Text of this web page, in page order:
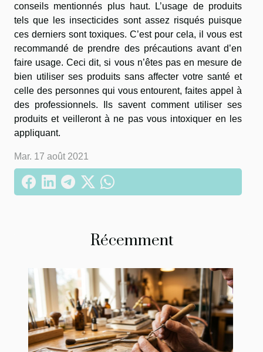
conseils mentionnés plus haut. L’usage de produits
tels que les insecticides sont assez risqués puisque
ces derniers sont toxiques. C’est pour cela, il vous est
recommandé de prendre des précautions avant d’en
faire usage. Ceci dit, si vous n’êtes pas en mesure de
bien utiliser ses produits sans affecter votre santé et
celle des personnes qui vous entourent, faites appel à
des professionnels. Ils savent comment utiliser ses
produits et veilleront à ne pas vous intoxiquer en les
appliquant.
Mar. 17 août 2021
Récemment